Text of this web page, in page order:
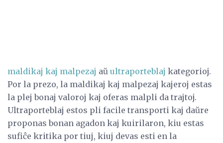
maldikaj kaj malpezaj aŭ ultraporteblaj kategorioj.
Por la prezo, la maldikaj kaj malpezaj kajeroj estas
la plej bonaj valoroj kaj oferas malpli da trajtoj.
Ultraporteblaj estos pli facile transporti kaj daŭre
proponas bonan agadon kaj kuirilaron, kiu estas
sufiĉe kritika por tiuj, kiuj devas esti en la